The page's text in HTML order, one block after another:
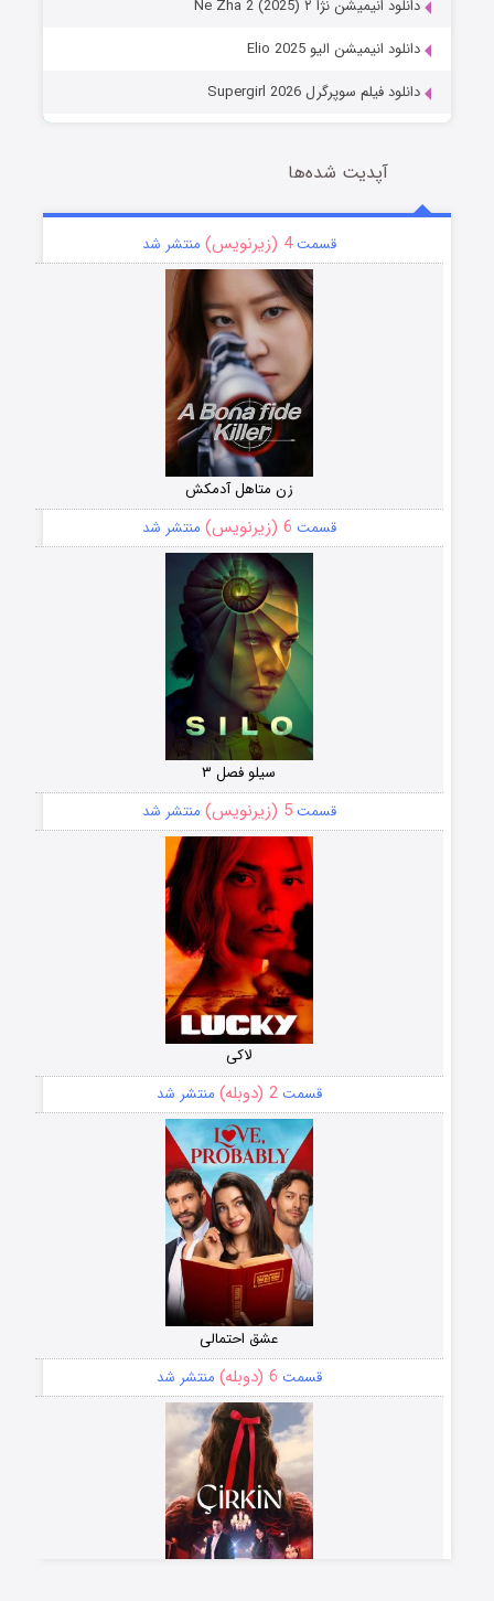
دانلود انیمیشن نژا ۲ Ne Zha 2 (2025)
دانلود انیمیشن الیو Elio 2025
دانلود فیلم سوپرگرل Supergirl 2026
آپدیت شده‌ها
قسمت4 (زیرنویس) منتشر شد
زن متاهل آدمکش
قسمت 6 (زیرنویس) منتشر شد
سیلو فصل ۳
قسمت5 (زیرنویس) منتشر شد
لاکی
قسمت2 (دوبله) منتشر شد
عشق احتمالی
قسمت 6 (دوبله) منتشر شد